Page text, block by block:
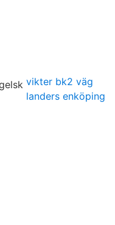
vikter bk2 väg
landers enköping